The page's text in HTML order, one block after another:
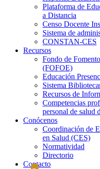
Plataforma de
a Distancia
Censo Docente
Sistema de
CONSTAN-CES
Recursos
Fondo de
(FOFOE)
Educación
Sistema
Recursos de
Competencias
personal de salud
Conócenos
Coordinación de
en Salud (CES)
Normatividad
Directorio
Contacto